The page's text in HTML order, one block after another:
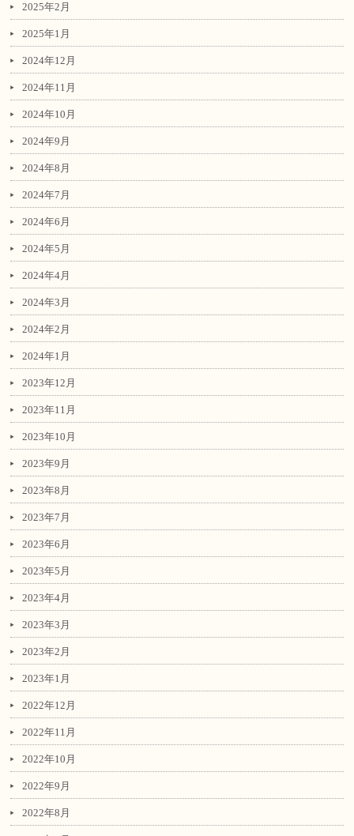
2025年2月
2025年1月
2024年12月
2024年11月
2024年10月
2024年9月
2024年8月
2024年7月
2024年6月
2024年5月
2024年4月
2024年3月
2024年2月
2024年1月
2023年12月
2023年11月
2023年10月
2023年9月
2023年8月
2023年7月
2023年6月
2023年5月
2023年4月
2023年3月
2023年2月
2023年1月
2022年12月
2022年11月
2022年10月
2022年9月
2022年8月